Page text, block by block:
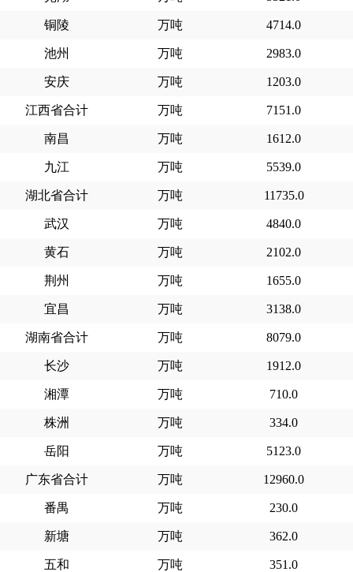
铜陵 万吨 4714.0
池州 万吨 2983.0
安庆 万吨 1203.0
江西省合计 万吨 7151.0
南昌 万吨 1612.0
九江 万吨 5539.0
湖北省合计 万吨 11735.0
武汉 万吨 4840.0
黄石 万吨 2102.0
荆州 万吨 1655.0
宜昌 万吨 3138.0
湖南省合计 万吨 8079.0
长沙 万吨 1912.0
湘潭 万吨 710.0
株洲 万吨 334.0
岳阳 万吨 5123.0
广东省合计 万吨 12960.0
番禺 万吨 230.0
新塘 万吨 362.0
五和 万吨 351.0